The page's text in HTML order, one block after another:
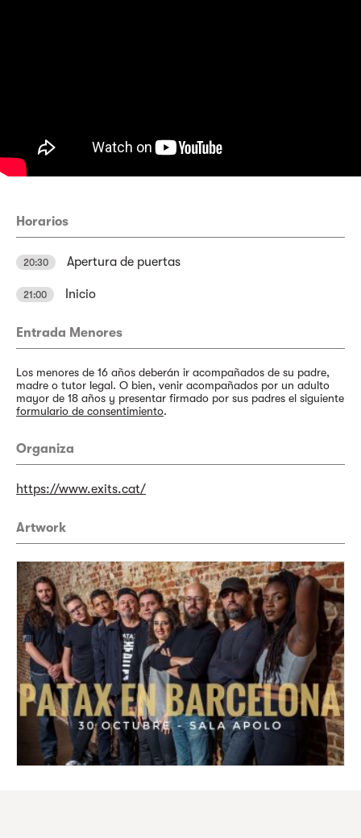
Horarios
20:30 Apertura de puertas
21:00 Inicio
Entrada Menores
Los menores de 16 años deberán ir acompañados de su padre,
madre o tutor legal. O bien, venir acompañados por un adulto
mayor de 18 años y presentar firmado por sus padres el siguiente
formulario de consentimiento.
Organiza
https://www.exits.cat/
Artwork